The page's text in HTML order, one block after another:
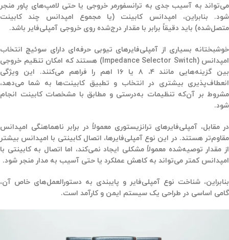
می‌تواند به آسیب جدی به ترانسفورمر خروجی یا حتی لامپ‌های پاور منجر
شود. بنابراین، امپدانس کابینت (یا مجموع امپدانس چند کابینت
متصل‌شده) باید دقیقاً برابر با مقدار درج‌شده روی خروجی آمپلی‌فایر باشد.
خوشبختانه بسیاری از آمپلی‌فایرهای تیوبی حرفه‌ای دارای سوئیچ انتخاب
امپدانس
(Impedance Selector Switch) هستند که امکان تنظیم خروجی
بین گزینه‌هایی مانند ۴، ۸ یا ۱۶ اهم را فراهم می‌کنند. این ویژگی
انعطاف‌پذیری بیشتری در انتخاب و تطبیق کابینت‌ها به شما می‌دهد،
مشروط بر آن‌که تنظیمات به‌درستی و مطابق با مشخصات کابینت انجام
شود.
در مقابل، آمپلی‌فایرهای ترانزیستوری معمولاً در برابر ناهماهنگی امپدانس
مقاوم‌تر هستند. در این نوع آمپلی‌فایرها، اتصال کابینتی با امپدانس بیشتر
از مقدار توصیه‌شده معمولاً مشکلی ایجاد نمی‌کند، اما اتصال به کابینتی با
امپدانس کمتر می‌تواند به کاهش عملکرد یا حتی آسیب به مدار منجر شود.
بنابراین، شناخت نوع آمپلی‌فایر و پایبندی به دستورالعمل‌های خاص آن،
گامی اساسی در طراحی یک سیستم ایمن و کارآمد است.